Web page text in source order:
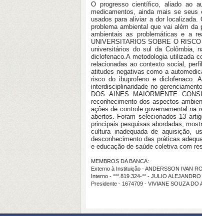
O progresso científico, aliado ao
medicamentos, ainda mais se seus
usados para aliviar a dor localizada.
problema ambiental que vai além
ambientais as problemáticas e a
UNIVERSITARIOS SOBRE O
universitários do sul da Colômbia,
diclofenaco.A metodologia utilizada
relacionadas ao contexto social,
atitudes negativas como a
risco do ibuprofeno e diclofenaco.
interdisciplinaridade no
DOS AINES MAIORMENTE
reconhecimento dos aspectos
ações de controle governamental na
abertos. Foram selecionados 13
principais pesquisas abordadas,
cultura inadequada de aquisição,
desconhecimento das práticas
e educação de saúde coletiva com
MEMBROS DA BANCA:
Externo à Instituição - ANDERSSON IVAN
Interno - ***.819.324-** - JULIO
Presidente - 1674709 - VIVIANE SOUZA DO